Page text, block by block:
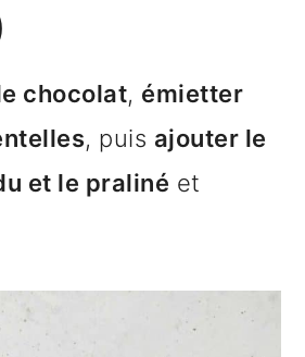
chocolat, émietter
, puis ajouter le
et le praliné et